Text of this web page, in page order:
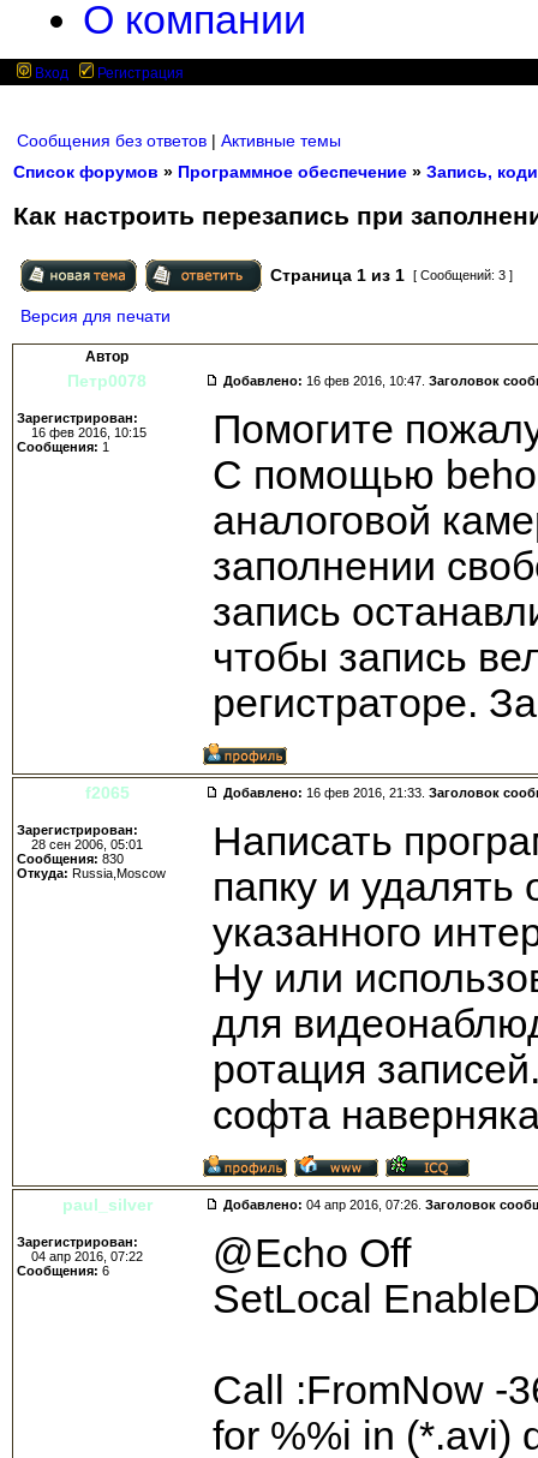
О компании
Вход Регистрация
Сообщения без ответов | Активные темы
Список форумов » Программное обеспечение » Запись,
Как настроить перезапись при
Страница 1 из 1 [ Сообщений: 3 ]
Версия для печати
Автор
Петр0078 Добавлено: 16 фев 2016, 10:47. Заголовок
Зарегистрирован:
16 фев 2016, 10:15
Сообщения: 1
Помогите
С помощью
аналоговой
заполнении
запись
чтобы запись
регистраторе.
f2065 Добавлено: 16 фев 2016, 21:33. Заголовок
Зарегистрирован:
28 сен 2006, 05:01
Сообщения: 830
Откуда: Russia,Moscow
Написать
папку и
указанного
Ну или
для
ротация
софта
paul_silver Добавлено: 04 апр 2016, 07:26. Заголовок
Зарегистрирован:
04 апр 2016, 07:22
Сообщения: 6
@Echo Off
SetLocal
Call :FromNow -
for %%i in (*.avi)